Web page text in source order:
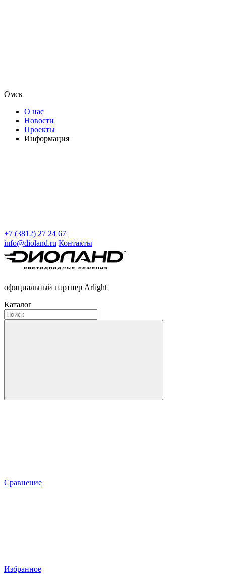
Омск
О нас
Новости
Проекты
Информация
+7 (3812) 27 24 67
info@dioland.ru Контакты
официальный партнер Arlight
Каталог
Сравнение
Избранное